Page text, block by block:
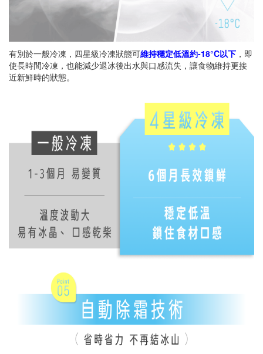
有別於一般冷凍，四星級冷凍狀態可維持穩定低溫約-18°C以下 ，即
使長時間冷凍，也能減少退冰後出水與口感流失，讓食物維持更接
近新鮮時的狀態。